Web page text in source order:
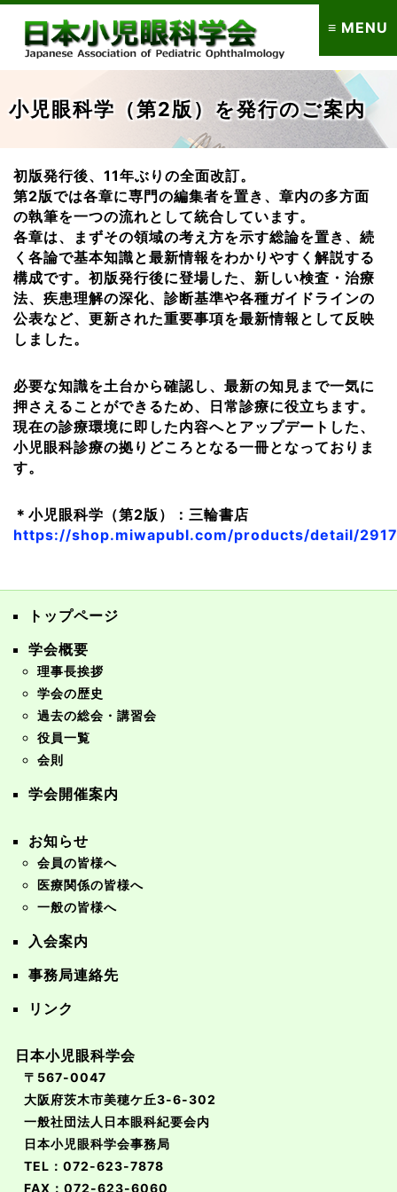
小児眼科学（第2版）を発行のご案内
初版発行後、11年ぶりの全面改訂。
第2版では各章に専門の編集者を置き、章内の多方面
の執筆を一つの流れとして統合しています。
各章は、まずその領域の考え方を示す総論を置き、続
く各論で基本知識と最新情報をわかりやすく解説する
構成です。初版発行後に登場した、新しい検査・治療
法、疾患理解の深化、診断基準や各種ガイドラインの
公表など、更新された重要事項を最新情報として反映
しました。
必要な知識を土台から確認し、最新の知見まで一気に
押さえることができるため、日常診療に役立ちます。
現在の診療環境に即した内容へとアップデートした、
小児眼科診療の拠りどころとなる一冊となっておりま
す。
＊小児眼科学（第2版）：三輪書店
https://shop.miwapubl.com/products/detail/2917
≡ MENU
トップページ
学会概要
理事長挨拶
学会の歴史
過去の総会・講習会
役員一覧
会則
学会開催案内
お知らせ
会員の皆様へ
医療関係の皆様へ
一般の皆様へ
入会案内
事務局連絡先
リンク
日本小児眼科学会
〒567-0047
大阪府茨木市美穂ケ丘3-6-302
一般社団法人日本眼科紀要会内
日本小児眼科学会事務局
TEL：072-623-7878
FAX：072-623-6060